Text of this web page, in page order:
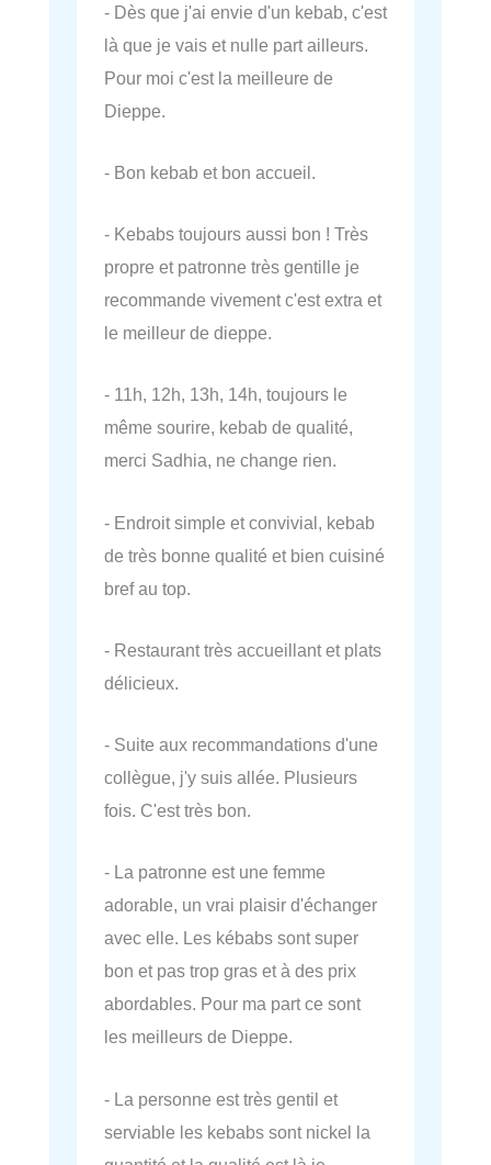
- Dès que j'ai envie d'un kebab, c'est
là que je vais et nulle part ailleurs.
Pour moi c'est la meilleure de
Dieppe.
- Bon kebab et bon accueil.
- Kebabs toujours aussi bon ! Très
propre et patronne très gentille je
recommande vivement c'est extra et
le meilleur de dieppe.
- 11h, 12h, 13h, 14h, toujours le
même sourire, kebab de qualité,
merci Sadhia, ne change rien.
- Endroit simple et convivial, kebab
de très bonne qualité et bien cuisiné
bref au top.
- Restaurant très accueillant et plats
délicieux.
- Suite aux recommandations d'une
collègue, j'y suis allée. Plusieurs
fois. C'est très bon.
- La patronne est une femme
adorable, un vrai plaisir d'échanger
avec elle. Les kébabs sont super
bon et pas trop gras et à des prix
abordables. Pour ma part ce sont
les meilleurs de Dieppe.
- La personne est très gentil et
serviable les kebabs sont nickel la